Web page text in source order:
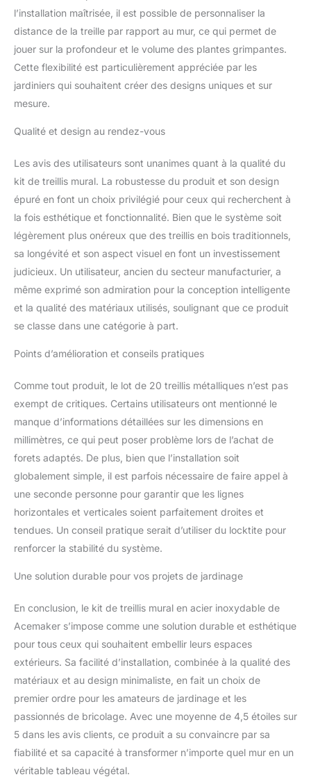
treillis métalliques
Acemaker prennent
également en charge les
designs créatifs, y
compris les formes
horizontales, verticales,
éventails ou mixtes,
Treillis mural moderne : le
Acemaker dispose d'un
design épuré et élégant
qui complète n'importe
quel mur, créant un look
moderne et minimaliste
pour votre jardin
Pourquoi nous choisir :
nous utilisons de l'acier
inoxydable T316 de
qualité marine pour
chaque pièce métallique,
y compris le câble
environ 50 % de plus
beaucoup plus
longtemps car il résiste
beaucoup mieux à la
similaire au début, mais il
commence souvent à
rouiller en quelques mois
dans des
environnements
humides et salés
l’installation maîtrisée, il est possible de personnaliser la
distance de la treille par rapport au mur, ce qui permet de
jouer sur la profondeur et le volume des plantes grimpantes.
Cette flexibilité est particulièrement appréciée par les
jardiniers qui souhaitent créer des designs uniques et sur
mesure.
Qualité et design au rendez-vous
Les avis des utilisateurs sont unanimes quant à la qualité du
kit de treillis mural. La robustesse du produit et son design
épuré en font un choix privilégié pour ceux qui recherchent à
la fois esthétique et fonctionnalité. Bien que le système soit
légèrement plus onéreux que des treillis en bois traditionnels,
sa longévité et son aspect visuel en font un investissement
judicieux. Un utilisateur, ancien du secteur manufacturier, a
même exprimé son admiration pour la conception intelligente
et la qualité des matériaux utilisés, soulignant que ce produit
se classe dans une catégorie à part.
Points d’amélioration et conseils pratiques
Comme tout produit, le lot de 20 treillis métalliques n’est pas
exempt de critiques. Certains utilisateurs ont mentionné le
manque d’informations détaillées sur les dimensions en
millimètres, ce qui peut poser problème lors de l’achat de
forets adaptés. De plus, bien que l’installation soit
globalement simple, il est parfois nécessaire de faire appel à
une seconde personne pour garantir que les lignes
horizontales et verticales soient parfaitement droites et
tendues. Un conseil pratique serait d’utiliser du locktite pour
renforcer la stabilité du système.
Une solution durable pour vos projets de jardinage
En conclusion, le kit de treillis mural en acier inoxydable de
Acemaker s’impose comme une solution durable et esthétique
pour tous ceux qui souhaitent embellir leurs espaces
extérieurs. Sa facilité d’installation, combinée à la qualité des
matériaux et au design minimaliste, en fait un choix de
premier ordre pour les amateurs de jardinage et les
passionnés de bricolage. Avec une moyenne de 4,5 étoiles sur
5 dans les avis clients, ce produit a su convaincre par sa
fiabilité et sa capacité à transformer n’importe quel mur en un
véritable tableau végétal.